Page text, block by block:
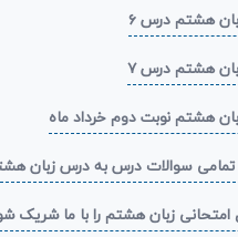
هشتم درس ۶
هشتم درس ۷
هشتم نوبت دوم خرداد ماه
تمامی سوالات درس به درس زبان
زبان هشتم را با ما شریک